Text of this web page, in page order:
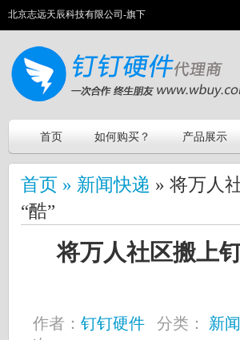
北京志远天辰科技有限公司-旗下
首页 如何购买？ 产品展示
首页 » 新闻快递 » 将万人
“酷”
将万人社区搬上
作者： 钉钉硬件 分类： 新